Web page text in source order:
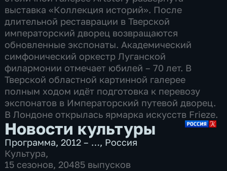
выставка «Коллекция историй». После
длительной реставрации в Тверской
императорский дворец возвращаются
обновленные экспонаты. Академический
симфонический оркестр Луганской
филармонии отмечает юбилей – 70 лет. В
Тверской областной картинной галерее
полным ходом идёт подготовка к перевозу
экспонатов в Императорский путевой дворец.
В Лондоне открылась ярмарка искусств Frieze.
Новости культуры
Программа,2012 – …, Россия
Культура,
15 сезонов, 20485 выпусков